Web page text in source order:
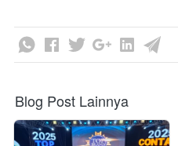
Blog Post Lainnya